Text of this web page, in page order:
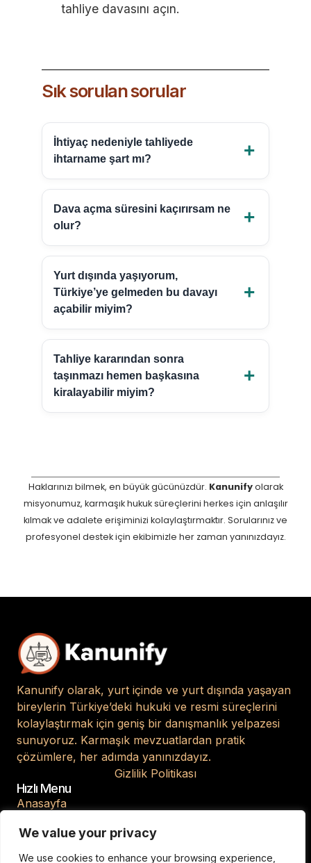
We value your privacy
We use cookies to enhance your browsing experience,
tahliye davasını açın.
Sık sorulan sorular
İhtiyaç nedeniyle tahliyede
ihtarname şart mı?
Dava açma süresini kaçırırsam ne
olur?
Yurt dışında yaşıyorum,
Türkiye’ye gelmeden bu davayı
açabilir miyim?
Tahliye kararından sonra
taşınmazı hemen başkasına
kiralayabilir miyim?
Haklarınızı bilmek, en büyük gücünüzdür. Kanunifyolarak
misyonumuz, karmaşık hukuk süreçlerini herkes için anlaşılır
kılmak ve adalete erişiminizi kolaylaştırmaktır. Sorularınız ve
profesyonel destek için ekibimizle her zaman yanınızdayız.
Kanunify olarak, yurt içinde ve yurt dışında yaşayan
bireylerin Türkiye’deki hukuki ve resmi süreçlerini
kolaylaştırmak için geniş bir danışmanlık yelpazesi
sunuyoruz. Karmaşık mevzuatlardan pratik
çözümlere, her adımda yanınızdayız.
Gizlilik Politikası
Hızlı Menu
Anasayfa
Hakkımızda